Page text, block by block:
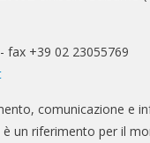
fax +39 02 23055769
comunicazione e
è un riferimento per il